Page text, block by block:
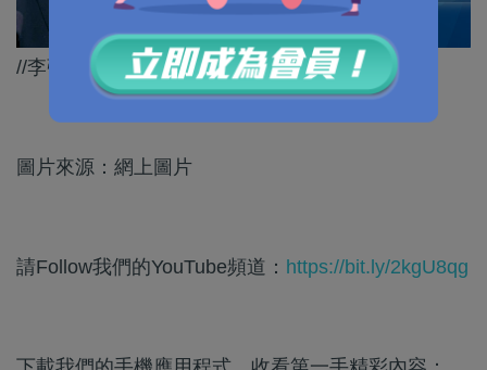
//李強總理呢番話，絕對係一個重要承諾！//
圖片來源：網上圖片
請Follow我們的YouTube頻道： https://bit.ly/2kgU8qg